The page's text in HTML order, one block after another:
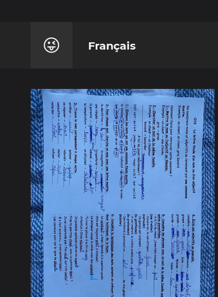
😜 Français